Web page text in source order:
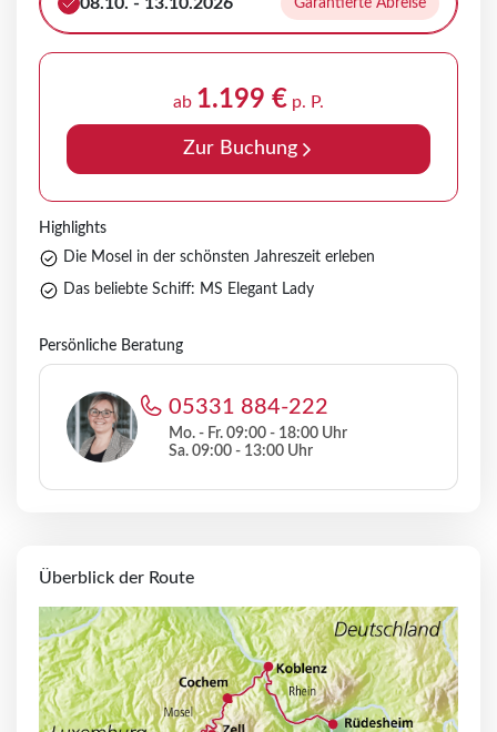
08.10. - 13.10.2026 Garantierte Abreise
ab 1.199 € p. P.
Zur Buchung
Highlights
Die Mosel in der schönsten Jahreszeit erleben
Das beliebte Schiff: MS Elegant Lady
Persönliche Beratung
05331 884-222
Mo. - Fr. 09:00 - 18:00 Uhr
Sa. 09:00 - 13:00 Uhr
Überblick der Route